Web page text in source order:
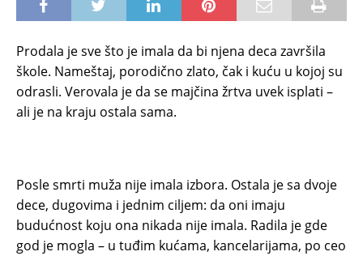
Prodala je sve što je imala da bi njena deca završila
škole. Nameštaj, porodično zlato, čak i kuću u kojoj su
odrasli. Verovala je da se majčina žrtva uvek isplati –
ali je na kraju ostala sama.
Posle smrti muža nije imala izbora. Ostala je sa dvoje
dece, dugovima i jednim ciljem: da oni imaju
budućnost koju ona nikada nije imala. Radila je gde
god je mogla – u tuđim kućama, kancelarijama, po ceo